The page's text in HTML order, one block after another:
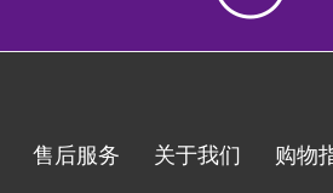
售后服务 关于我们 购物